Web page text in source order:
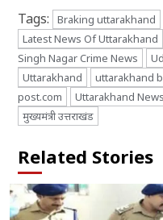
Tags: Braking uttarakhand
Latest News Of Uttarakhand
Singh Nagar Crime News
Uttarakhand
uttarakhand
post.com
Uttarakhand News
मुख्यमंत्री उत्तराखंड
Related Stories